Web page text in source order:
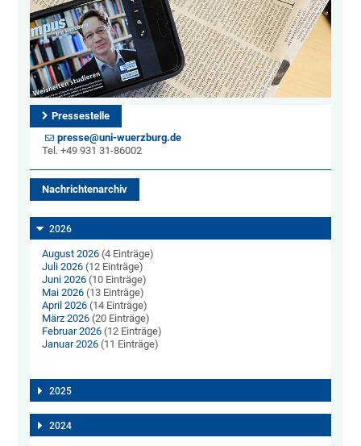
Pressestelle
presse@uni-wuerzburg.de
Tel. +49 931 31-86002
Nachrichtenarchiv
2026
August 2026 (4 Einträge)
Juli 2026 (12 Einträge)
Juni 2026 (10 Einträge)
Mai 2026 (13 Einträge)
April 2026 (14 Einträge)
März 2026 (20 Einträge)
Februar 2026 (12 Einträge)
Januar 2026 (11 Einträge)
2025
2024